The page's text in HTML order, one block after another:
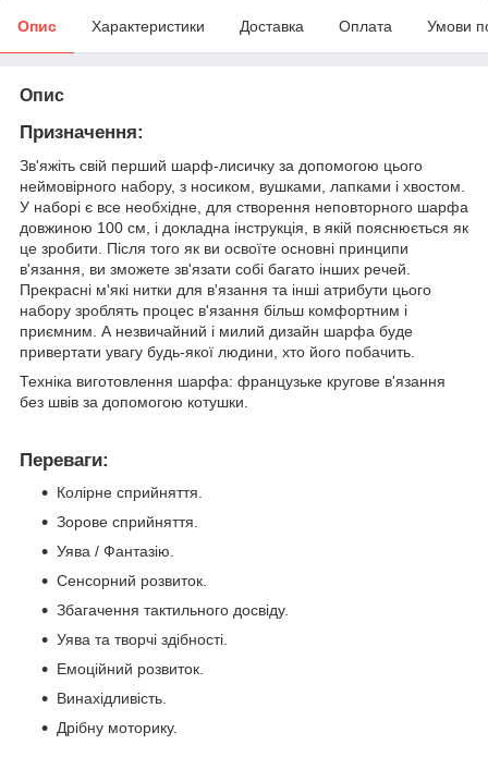
Опис Характеристики Доставка Оплата Умови
Опис
Призначення:
Зв'яжіть свій перший шарф-лисичку за допомогою цього
неймовірного набору, з носиком, вушками, лапками і хвостом.
У наборі є все необхідне, для створення неповторного шарфа
довжиною 100 см, і докладна інструкція, в якій пояснюється як
це зробити. Після того як ви освоїте основні принципи
в'язання, ви зможете зв'язати собі багато інших речей.
Прекрасні м'які нитки для в'язання та інші атрибути цього
набору зроблять процес в'язання більш комфортним і
приємним. А незвичайний і милий дизайн шарфа буде
привертати увагу будь-якої людини, хто його побачить.
Техніка виготовлення шарфа: французьке кругове в'язання
без швів за допомогою котушки.
Переваги:
Колірне сприйняття.
Зорове сприйняття.
Уява / Фантазію.
Сенсорний розвиток.
Збагачення тактильного досвіду.
Уява та творчі здібності.
Емоційний розвиток.
Винахідливість.
Дрібну моторику.